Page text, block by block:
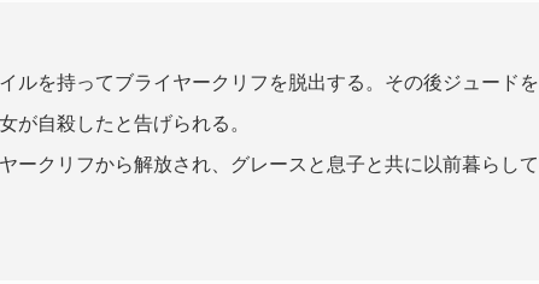
ルを持ってブライヤークリフを脱出する。その後ジュードを
が自殺したと告げられる。
ークリフから解放され、グレースと息子と共に以前暮らして